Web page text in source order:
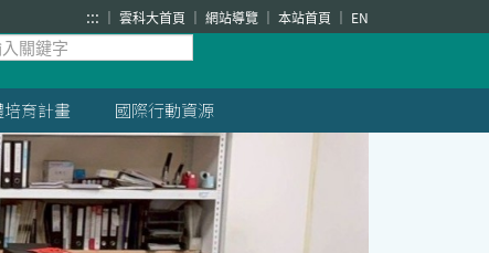
::: 雲科大首頁 網站導覽 本站首頁 EN
育計畫 國際行動資源